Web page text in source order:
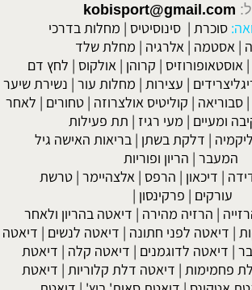
kobisport@gmail.com
סוכרת | סינוסיטיס | מחלות בדרכי
| אסטמה | אלרגיה | מחלת שלד
| אוסטאופורוזיס | קרוהן | אולקוס | לחץ דם
| עצירות | מחלות עור | נשירת שיער
|סבוריאה | קוליטיס אולצרוזה |טחורים | לאחר
ומעיים | מעי רגיז | תת פעילות
| דלקת בשתן | בריאות האישה גיל
המעבר | הריון ופוריות
| דיכאון | הרפס | אלצהיימר |טרשת
עורקים | פרקינסון |
| הרזיה מהירה | דיאטה בהריון ולאחר
| דיאטה לפני חתונה | דיאטה לנשים | דיאטה
| דיאטה לדוגמנים | דיאטה קלה | דיאטת
פחמימות | דיאטה דלת קלוריות | דיאטת